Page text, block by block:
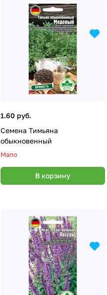
1.60 руб.
Семена Тимьяна
обыкновенный
Мало
В корзину